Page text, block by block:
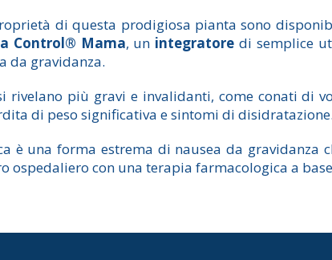
di questa prodigiosa pianta sono
Control® Mama, un integratore di semplice
da gravidanza.
rivelano più gravi e invalidanti, come conati di
di peso significativa e sintomi di disidratazione.
è una forma estrema di nausea da
ospedaliero con una terapia farmacologica a